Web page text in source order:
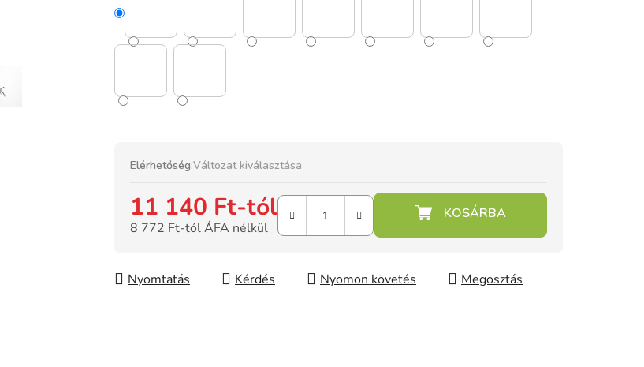
Elérhetőség:Változat kiválasztása
11 140 Ft-tól
8 772 Ft-tól ÁFA nélkül
Nyomtatás
Kérdés Nyomon követés Megosztás